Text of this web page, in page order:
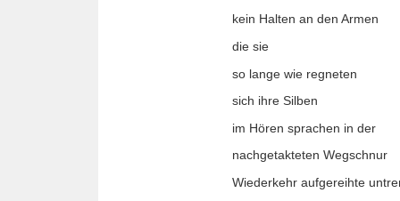
kein Halten an den Armen
die sie
so lange wie regneten
sich ihre Silben
im Hören sprachen in der
nachgetakteten Wegschnur
Wiederkehr aufgereihte